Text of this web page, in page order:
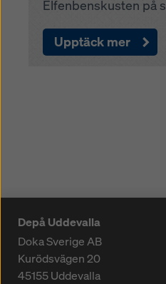
Elfenbenskusten på
Upptäck mer
Depå Uddevalla
Doka Sverige AB
Kurödsvägen 20
45155Uddevalla